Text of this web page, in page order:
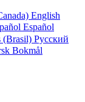
English
Español
(Brasil) Русский
Bokmål